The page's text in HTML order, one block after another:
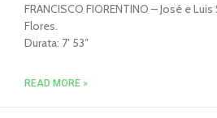
FRANCISCO FIORENTINO – José e
Flores.
Durata: 7′ 53″
READ MORE »